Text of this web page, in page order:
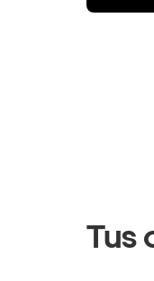
flecha
la
tecla Esc
Tus